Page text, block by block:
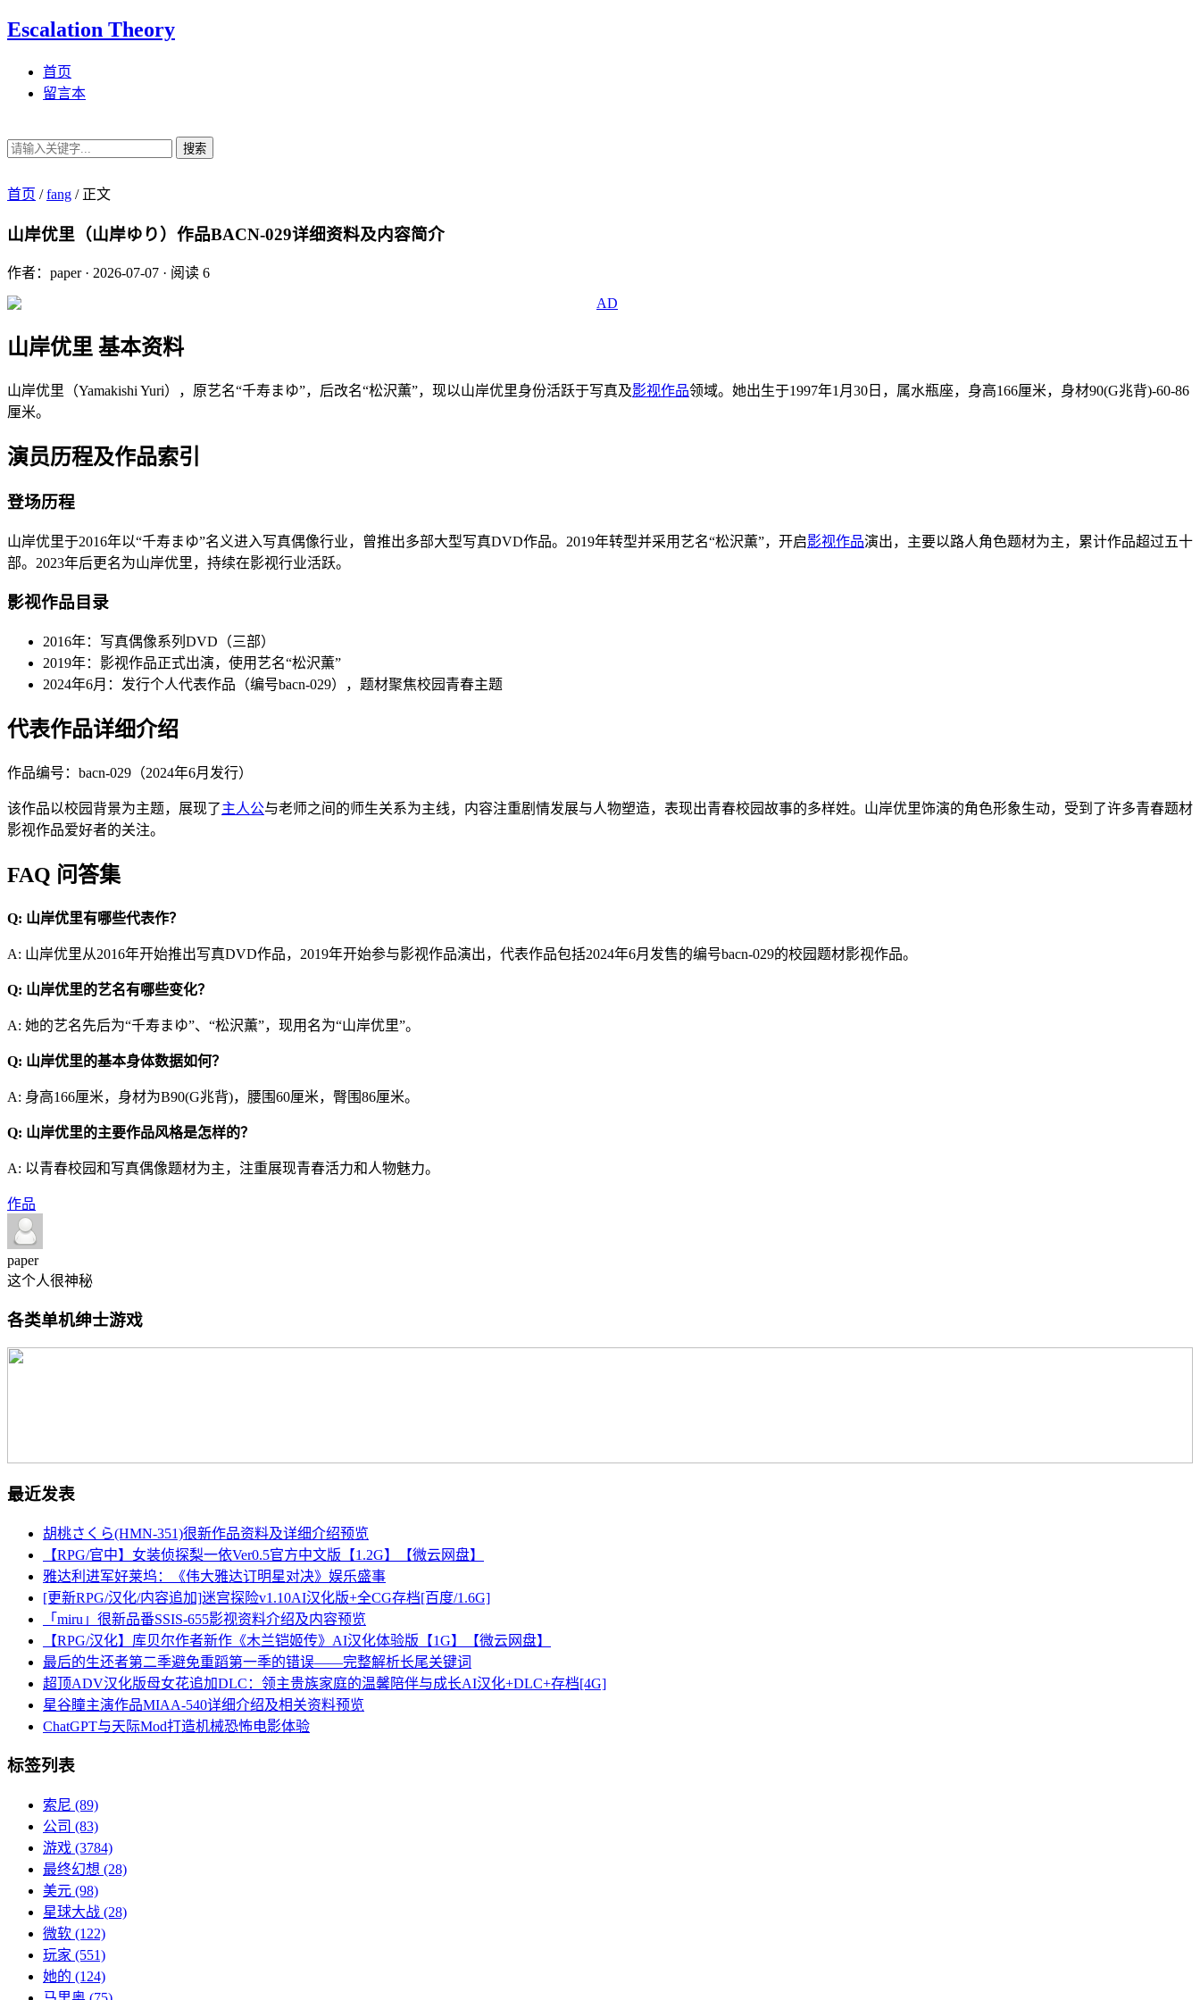
Escalation Theory
首页
留言本
搜索
首页 / fang /正文
山岸优里（山岸ゆり）作品BACN-029详细资料及内容简介
作者：paper· 2026-07-07 · 阅读 6
山岸优里 基本资料
山岸优里（Yamakishi Yuri），原艺名“千寿まゆ”，后改名“松沢薫”，现以山岸优里身份活跃于写真及影视作品领域。她出生于1997年1月30日，属水瓶座，身高166厘米，身材90(G兆背)-60-86
厘米。
演员历程及作品索引
登场历程
山岸优里于2016年以“千寿まゆ”名义进入写真偶像行业，曾推出多部大型写真DVD作品。2019年转型并采用艺名“松沢薫”，开启影视作品演出，主要以路人角色题材为主，累计作品超过五十
部。2023年后更名为山岸优里，持续在影视行业活跃。
影视作品目录
2016年：写真偶像系列DVD（三部）
2019年：影视作品正式出演，使用艺名“松沢薫”
2024年6月：发行个人代表作品（编号bacn-029），题材聚焦校园青春主题
代表作品详细介绍
作品编号：bacn-029（2024年6月发行）
该作品以校园背景为主题，展现了主人公与老师之间的师生关系为主线，内容注重剧情发展与人物塑造，表现出青春校园故事的多样姓。山岸优里饰演的角色形象生动，受到了许多青春题材
影视作品爱好者的关注。
FAQ 问答集
Q: 山岸优里有哪些代表作？
A: 山岸优里从2016年开始推出写真DVD作品，2019年开始参与影视作品演出，代表作品包括2024年6月发售的编号bacn-029的校园题材影视作品。
Q: 山岸优里的艺名有哪些变化？
A: 她的艺名先后为“千寿まゆ”、“松沢薫”，现用名为“山岸优里”。
Q: 山岸优里的基本身体数据如何？
A: 身高166厘米，身材为B90(G兆背)，腰围60厘米，臀围86厘米。
Q: 山岸优里的主要作品风格是怎样的？
A: 以青春校园和写真偶像题材为主，注重展现青春活力和人物魅力。
作品
paper
这个人很神秘
各类单机绅士游戏
最近发表
胡桃さくら(HMN-351)很新作品资料及详细介绍预览
【RPG/官中】女装侦探梨一依Ver0.5官方中文版【1.2G】【微云网盘】
雅达利进军好莱坞：《伟大雅达订明星对决》娱乐盛事
[更新RPG/汉化/内容追加]迷宫探险v1.10AI汉化版+全CG存档[百度/1.6G]
「miru」很新品番SSIS-655影视资料介绍及内容预览
【RPG/汉化】库贝尔作者新作《木兰铠姬传》AI汉化体验版【1G】【微云网盘】
最后的生还者第二季避免重蹈第一季的错误——完整解析长尾关键词
超顶ADV汉化版母女花追加DLC：领主贵族家庭的温馨陪伴与成长AI汉化+DLC+存档[4G]
星谷瞳主演作品MIAA-540详细介绍及相关资料预览
ChatGPT与天际Mod打造机械恐怖电影体验
标签列表
索尼 (89)
公司 (83)
游戏 (3784)
最终幻想 (28)
美元 (98)
星球大战 (28)
微软 (122)
玩家 (551)
她的 (124)